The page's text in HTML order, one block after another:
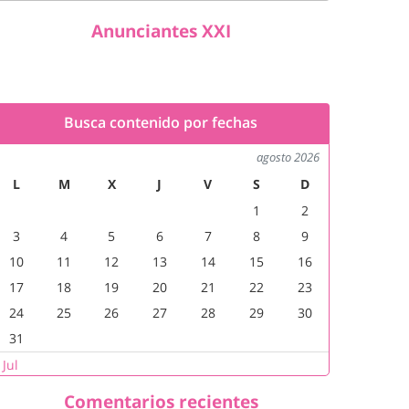
Anunciantes XXI
Busca contenido por fechas
agosto 2026
L M X J V S
D
1
2
3
4 5 6 7 8
9
10
11 12 13 14 15
16
17
18 19 20 21 22
23
24
25 26 27 28 29
30
31
Comentarios recientes